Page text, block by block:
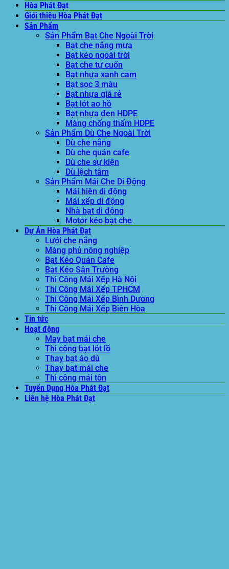
Hòa Phát Đạt
Giới thiệu Hòa Phát Đạt
Sản Phẩm
Sản Phẩm Bạt Che Ngoài Trời
Bạt che nắng mưa
Bạt kéo ngoài trời
Bạt che tự cuốn
Bạt nhựa xanh cam
Bạt sọc 3 màu
Bạt nhựa giá rẻ
Bạt lót ao hồ
Bạt nhựa đen HDPE
Màng chống thấm HDPE
Sản Phẩm Dù Che Ngoài Trời
Dù che nắng
Dù che quán cafe
Dù che sự kiện
Dù lệch tâm
Sản Phẩm Mái Che Di Động
Mái hiên di động
Mái xếp di động
Nhà bạt di động
Motor kéo bạt che
Dự Án Hòa Phát Đạt
Lưới che nắng
Màng phủ nông nghiệp
Bạt Kéo Quán Cafe
Bạt Kéo Sân Trường
Thi Công Mái Xếp Hà Nội
Thi Công Mái Xếp TPHCM
Thi Công Mái Xếp Bình Dương
Thi Công Mái Xếp Biên Hòa
Tin tức
Hoạt động
May bạt mái che
Thi công bạt lót lồ
Thay bạt áo dù
Thay bạt mái che
Thi công mái tôn
Tuyển Dụng Hòa Phát Đạt
Liên hệ Hòa Phát Đạt